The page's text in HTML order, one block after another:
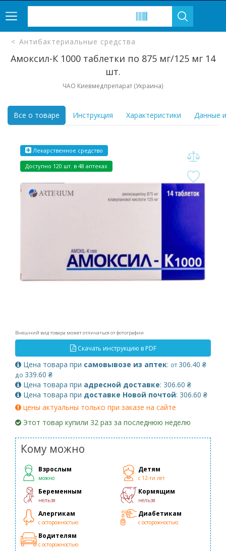
Антибактериальные средства
Амоксил-К 1000 таблетки по 875 мг/125 мг 14
шт.
ЧАО Киевмедпрепарат (Украина)
Все о товаре Инструкция Характеристики Данные
Лекарственное средство
Доступно 120 шт. в 48 аптеках
Внешний вид товара может отличаться от фотографии
Скачать инструкцию в PDF
Цена товара при самовывозе из аптек: от 306.40 ₴
до 339.60 ₴
Цена товара при адресной доставке: 306.60 ₴
Цена товара при доставке Новой почтой: 306.60 ₴
цены актуальны только при заказе на сайте
Этот товар купили 32 раз за последнюю неделю
Кому можно
Взрослым
можно
Детям
с 12-ти лет
Беременным
нельзя
Кормящим
нельзя
Алергикам
с осторожностью
Диабетикам
с осторожностью
Водителям
с осторожностью